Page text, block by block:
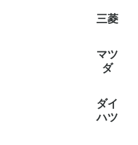
全て見
アクテ
アクテ
三菱
全て見
タウン
ミニキ
(2)
ミニキ
マツ
ダ
全て見
スクラ
スクラ
タイタ
ダイ
ハツ